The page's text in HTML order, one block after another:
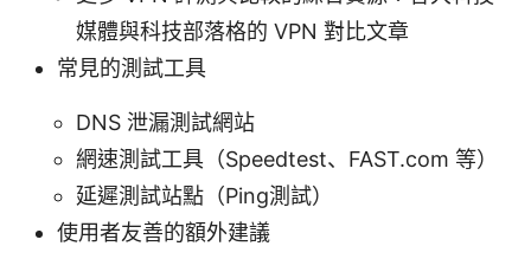
媒體與科技部落格的 VPN 對比文章
常見的測試工具
DNS 泄漏測試網站
網速測試工具（Speedtest、FAST.com 等）
延遲測試站點（Ping測試）
使用者友善的額外建議